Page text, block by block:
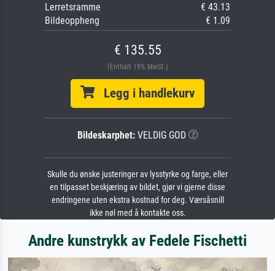
Lerretsramme
€ 43.13
Bildeoppheng
€ 1.09
€ 135.55
(Enthält 19% MwSt.)
Legg i handlekurv
Bildeskarphet:VELDIG GOD
Skulle du ønske justeringer av lysstyrke og farge, eller
en tilpasset beskjæring av bildet, gjør vi gjerne disse
endringene uten ekstra kostnad for deg. Værsåsnill
ikke nøl med å kontakte oss.
Andre kunstrykk av Fedele Fischetti